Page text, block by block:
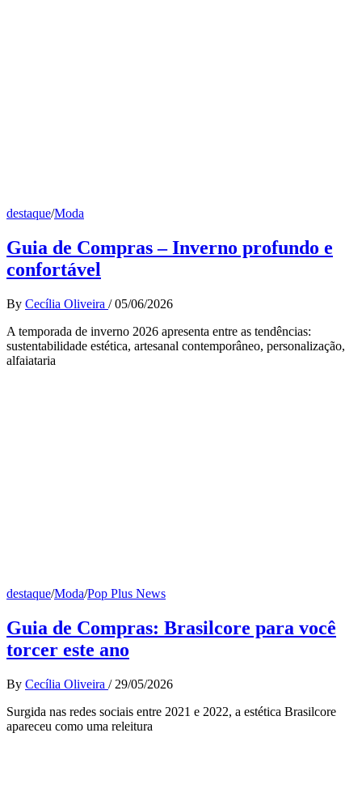
destaque/Moda
Guia de Compras – Inverno profundo e
confortável
By Cecília Oliveira / 05/06/2026
A temporada de inverno 2026 apresenta entre as tendências:
sustentabilidade estética, artesanal contemporâneo, personalização,
alfaiataria
destaque/Moda/Pop Plus News
Guia de Compras: Brasilcore para você
torcer este ano
By Cecília Oliveira / 29/05/2026
Surgida nas redes sociais entre 2021 e 2022, a estética Brasilcore
apareceu como uma releitura